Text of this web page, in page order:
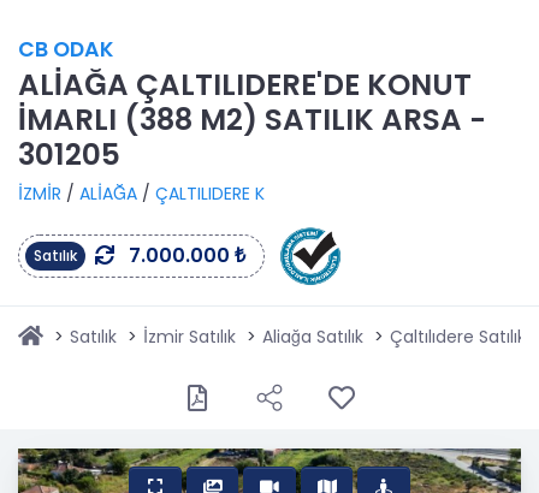
CB ODAK
ALİAĞA ÇALTILIDERE'DE KONUT
İMARLI (388 M2) SATILIK ARSA -
301205
İZMİR / ALİAĞA / ÇALTILIDERE K
Satılık 7.000.000 ₺
Satılık İzmir Satılık Aliağa Satılık Çaltılıdere Satılık